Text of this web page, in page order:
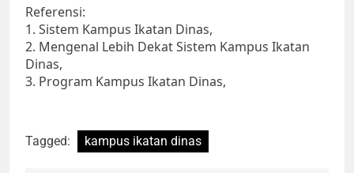
Referensi:
1. Sistem Kampus Ikatan Dinas,
2. Mengenal Lebih Dekat Sistem Kampus Ikatan
Dinas,
3. Program Kampus Ikatan Dinas,
Tagged: kampus ikatan dinas